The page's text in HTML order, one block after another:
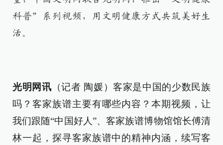
科普”系列视频，用文明健康方式共筑美好生
活。
光明网讯 （记者 陶媛）客家是中国的少数民族
吗？客家族谱主要有哪些内容？本期视频，让
我们跟随“中国好人”、客家族谱博物馆馆长傅清
林一起，探寻客家族谱中的精神内涵，续写客